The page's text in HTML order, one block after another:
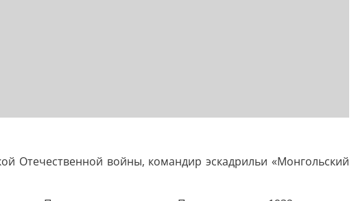
Отечественной войны, командир эскадрильи «Монгольский